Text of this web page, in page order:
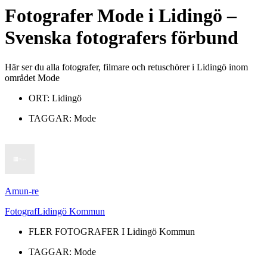
FotograferMode i Lidingö –
Svenska fotografers förbund
Här ser du alla fotografer, filmare och retuschörer i Lidingö inom
området Mode
ORT: Lidingö
TAGGAR: Mode
Amun-re
FotografLidingö Kommun
FLER FOTOGRAFER I Lidingö Kommun
TAGGAR: Mode